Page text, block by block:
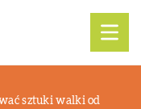
sztuki walki od